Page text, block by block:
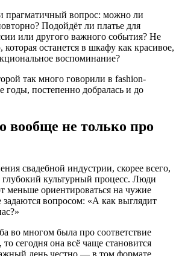
прагматичный вопрос: можно ли
Подойдёт ли платье для
или другого важного события? Не
останется в шкафу как красивое,
воспоминание?
так много говорили в fashion-
годы, постепенно добралась и до
вообще не только про
свадебной индустрии, скорее всего,
глубокий культурный процесс. Люди
меньше ориентироваться на чужие
вопросом: «А как выглядит
во многом была про соответствие
сегодня она всё чаще становится
день честно — в том формате,